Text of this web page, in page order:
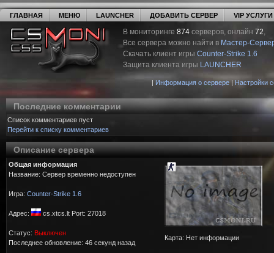
ГЛАВНАЯ МЕНЮ LAUNCHER ДОБАВИТЬ СЕРВЕР VIP УСЛУГИ
В мониторинге 874 серверов, онлайн 72,
Все сервера можно найти в Мастер-
Скачать клиент игры Counter-Strike 1.6
Защита клиента игры LAUNCHER
| Информация о сервере| Настройки
Последние комментарии
Список комментариев пуст
Перейти к списку комментариев
Описание сервера
Общая информация
Название: Сервер временно недоступен
Игра: Counter-Strike 1.6
Адрес: cs.xtcs.lt Port: 27018
Статус: Выключен
Последнее обновление: 46 секунд назад
Карта: Нет информации